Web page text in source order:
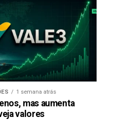
1 semana atrás
mas aumenta
valores